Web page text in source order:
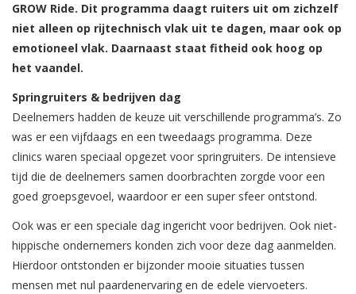
GROW Ride. Dit programma daagt ruiters uit om zichzelf
niet alleen op rijtechnisch vlak uit te dagen, maar ook op
emotioneel vlak. Daarnaast staat fitheid ook hoog op
het vaandel.
Springruiters & bedrijven dag
Deelnemers hadden de keuze uit verschillende programma’s. Zo
was er een vijfdaags en een tweedaags programma. Deze
clinics waren speciaal opgezet voor springruiters. De intensieve
tijd die de deelnemers samen doorbrachten zorgde voor een
goed groepsgevoel, waardoor er een super sfeer ontstond.
Ook was er een speciale dag ingericht voor bedrijven. Ook niet-
hippische ondernemers konden zich voor deze dag aanmelden.
Hierdoor ontstonden er bijzonder mooie situaties tussen
mensen met nul paardenervaring en de edele viervoeters.